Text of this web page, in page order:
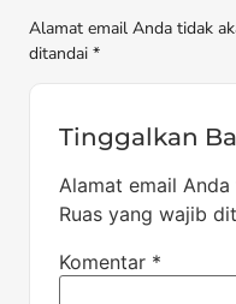
Alamat email Anda tidak
ditandai *
Tinggalkan
Alamat email
Ruas yang wajib
Komentar *